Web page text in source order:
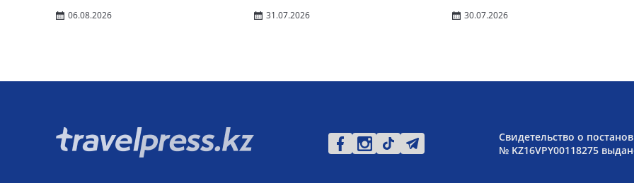
06.08.2026 31.07.2026 30.07.2026
Свидетельство о
№ KZ16VPY00118275